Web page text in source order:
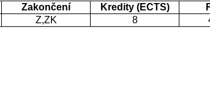
Zakončení Kredity (ECTS)
Z,ZK 8